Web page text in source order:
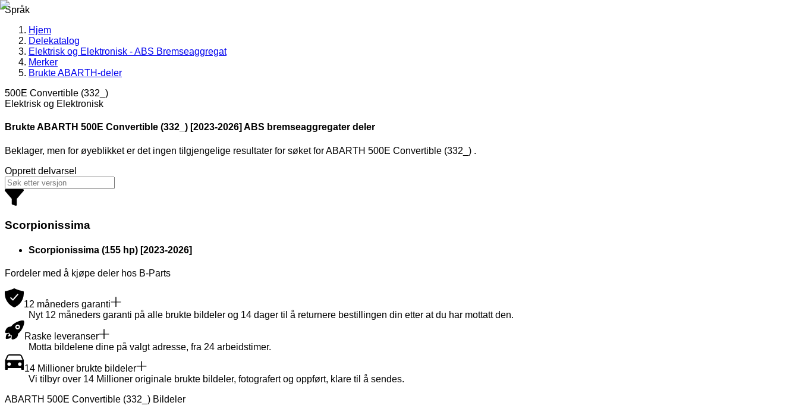
Språk
Hjem
Delekatalog
Elektrisk og Elektronisk - ABS Bremseaggregat
Merker
Brukte ABARTH-deler
500E Convertible (332_)
Elektrisk og Elektronisk
Brukte ABARTH 500E Convertible (332_) [2023-2026] ABS bremseaggregater deler
Beklager, men for øyeblikket er det ingen tilgjengelige resultater for søketforABARTH 500E Convertible (332_) .
Opprett delvarsel
Scorpionissima
Scorpionissima (155 hp) [2023-2026]
Fordeler med å kjøpe deler hos B-Parts
12 måneders garanti
Nyt 12 måneders garanti på alle brukte bildeler og 14 dager til å returnere bestillingen din etter at du har mottatt den.
Raske leveranser
Motta bildelene dine på valgt adresse, fra 24 arbeidstimer.
14 Millioner brukte bildeler
Vi tilbyr over 14 Millioner originale brukte bildeler, fotografert og oppført, klare til å sendes.
ABARTH 500E Convertible (332_) Bildeler